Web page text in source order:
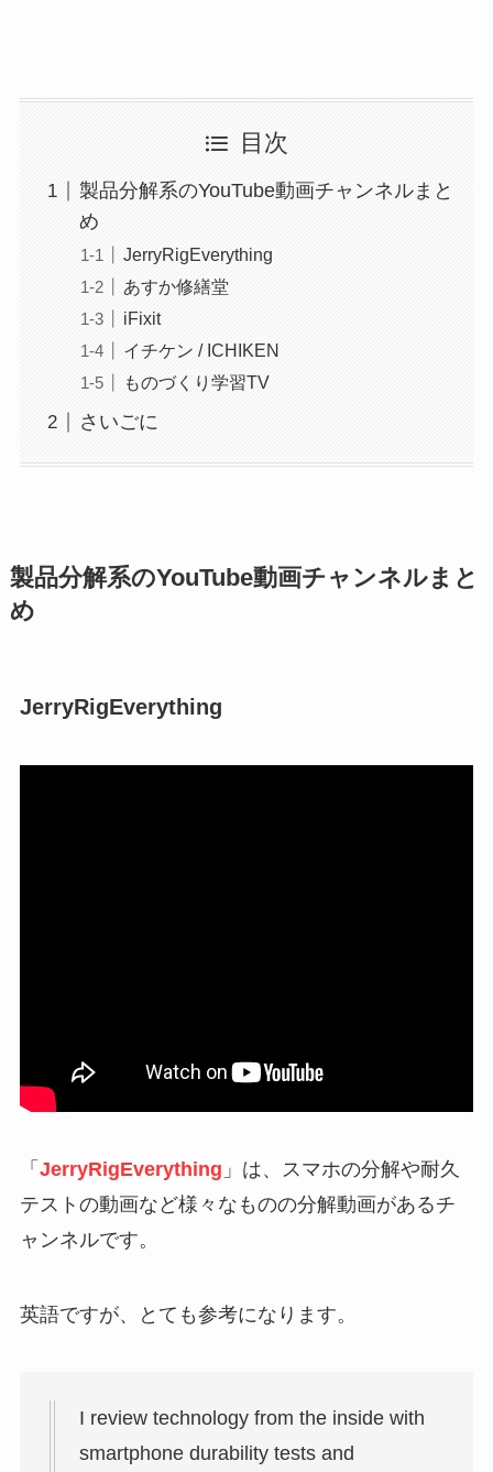
目次
製品分解系のYouTube動画チャンネルまと
め
JerryRigEverything
あすか修繕堂
iFixit
イチケン / ICHIKEN
ものづくり学習TV
さいごに
製品分解系のYouTube動画チャンネルまと
め
JerryRigEverything
「 JerryRigEverything 」は、スマホの分解や耐久
テストの動画など様々なものの分解動画があるチ
ャンネルです。
英語ですが、とても参考になります。
I review technology from the inside with
smartphone durability tests and